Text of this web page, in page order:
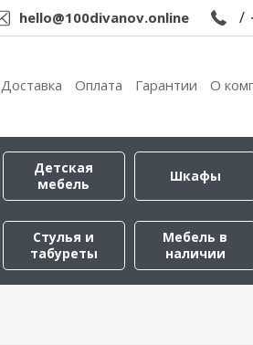
hello@100divanov.online /
Доставка Оплата Гарантии О
Детская
мебель
Шкафы
Стулья и
табуреты
Мебель в
наличии